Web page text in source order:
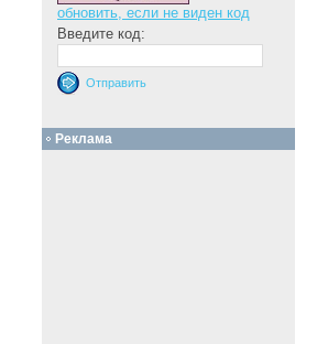
обновить, если не виден код
Введите код:
Реклама